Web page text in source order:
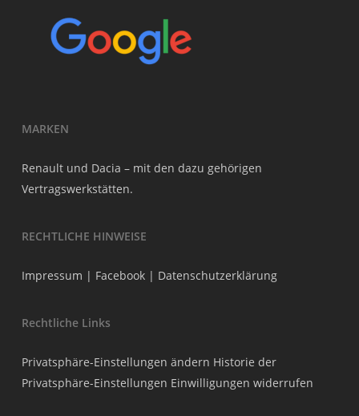
MARKEN
Renault und Dacia – mit den dazu gehörigen
Vertragswerkstätten.
RECHTLICHE HINWEISE
Impressum | Facebook| Datenschutzerklärung
Rechtliche Links
Privatsphäre-Einstellungen ändern Historie der
Privatsphäre-Einstellungen Einwilligungen widerrufen